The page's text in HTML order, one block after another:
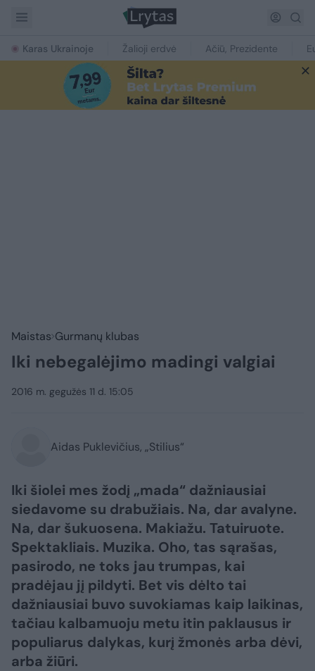
Karas Ukrainoje Žalioji erdvė Ačiū, Prezidente
Maistas Gurmanų klubas
Iki nebegalėjimo madingi valgiai
2016 m. gegužės 11 d. 15:05
Aidas Puklevičius, „Stilius“
Iki šiolei mes žodį „mada“ dažniausiai
siedavome su drabužiais. Na, dar avalyne.
Na, dar šukuosena. Makiažu. Tatuiruote.
Spektakliais. Muzika. Oho, tas sąrašas,
pasirodo, ne toks jau trumpas, kai
pradėjau jį pildyti. Bet vis dėlto tai
dažniausiai buvo suvokiamas kaip laikinas,
tačiau kalbamuoju metu itin paklausus ir
populiarus dalykas, kurį žmonės arba dėvi,
arba žiūri.